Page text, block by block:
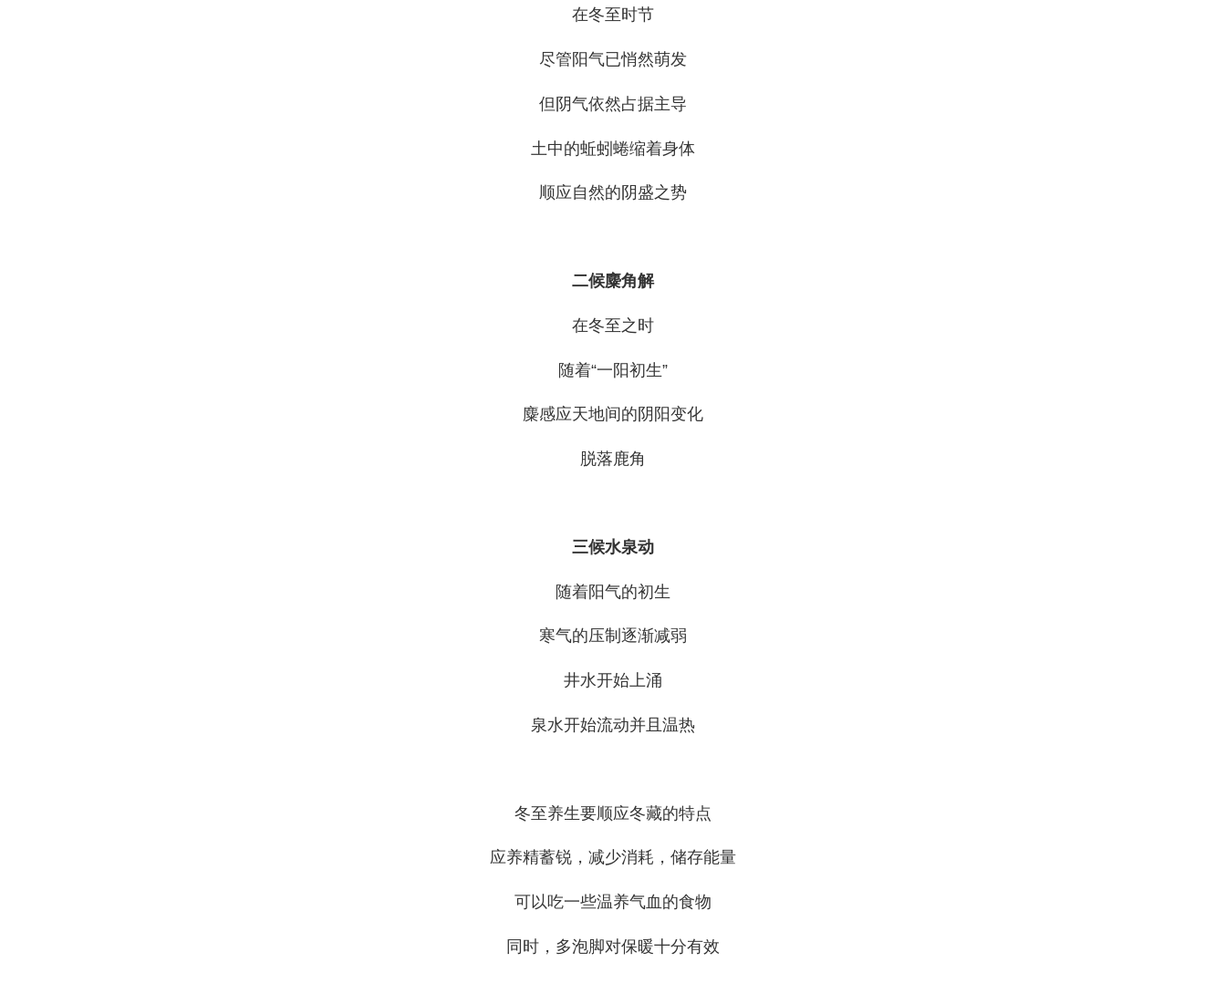
在冬至时节
尽管阳气已悄然萌发
但阴气依然占据主导
土中的蚯蚓蜷缩着身体
顺应自然的阴盛之势
二候麋角解
在冬至之时
随着“一阳初生”
麋感应天地间的阴阳变化
脱落鹿角
三候水泉动
随着阳气的初生
寒气的压制逐渐减弱
井水开始上涌
泉水开始流动并且温热
冬至养生要顺应冬藏的特点
应养精蓄锐，减少消耗，储存能量
可以吃一些温养气血的食物
同时，多泡脚对保暖十分有效